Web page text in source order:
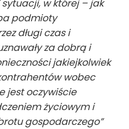
w której – jak
podmioty
długi czas i
za dobrą i
jakiejkolwiek
wobec
jest oczywiście
życiowym i
gospodarczego”